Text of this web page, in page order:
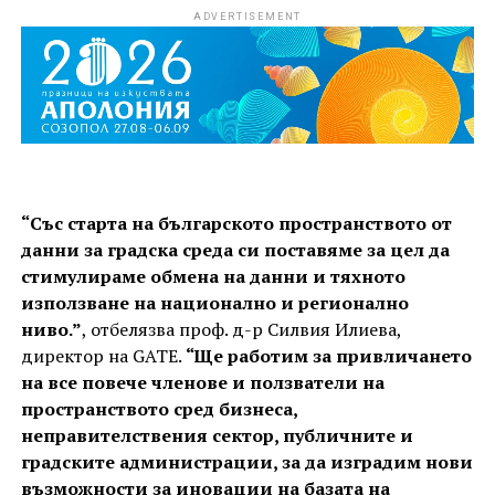
ADVERTISEMENT
“Със старта на българското пространството от
данни за градска среда си поставяме за цел да
стимулираме обмена на данни и тяхното
използване на национално и регионално
ниво.”, отбелязва проф. д-р Силвия Илиева,
директор на GATE. “Ще работим за привличането
на все повече членове и ползватели на
пространството сред бизнеса,
неправителствения сектор, публичните и
градските администрации, за да изградим нови
възможности за иновации на базата на